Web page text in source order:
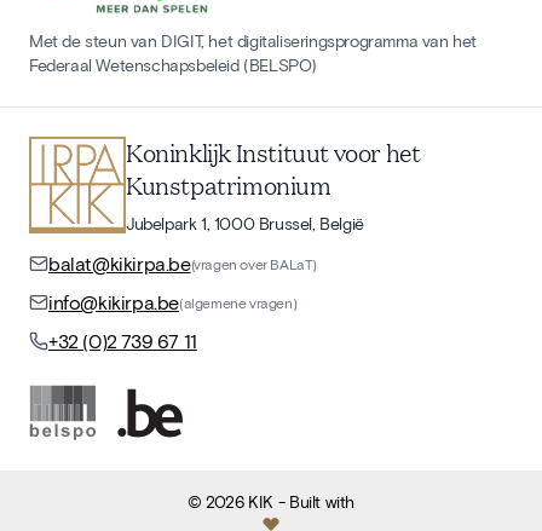
Met de steun van DIGIT, het digitaliseringsprogramma van het
Federaal Wetenschapsbeleid (BELSPO)
Koninklijk Instituut voor het
Kunstpatrimonium
Jubelpark 1, 1000 Brussel, België
balat@kikirpa.be(vragen over BALaT)
info@kikirpa.be(algemene vragen)
+32 (0)2 739 67 11
©2026 KIK - Built with